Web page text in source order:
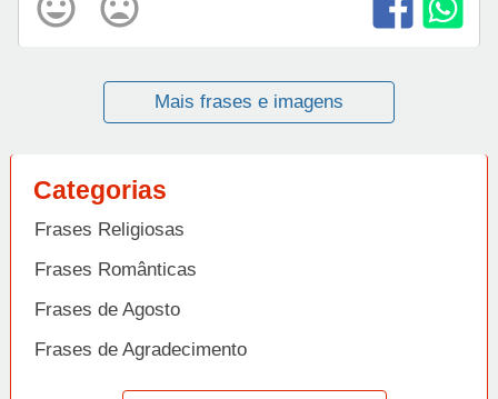
Mais frases e imagens
Categorias
Frases Religiosas
Frases Românticas
Frases de Agosto
Frases de Agradecimento
Frases de Amizade